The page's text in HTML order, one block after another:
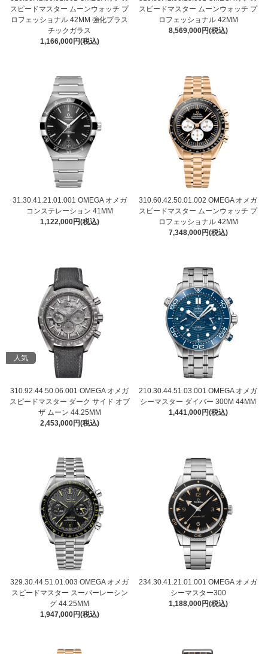
スピードマスター ムーンウォッチ プ
ロフェッショナル 42MM 強化プラス
チックガラス
1,166,000円(税込)
スピードマスター ムーンウォッチ プ
ロフェッショナル 42MM
8,569,000円(税込)
31.30.41.21.01.001 OMEGA オメガ
コンステレーション 41MM
1,122,000円(税込)
310.60.42.50.01.002 OMEGA オメガ
スピードマスター ムーンウォッチ プ
ロフェッショナル 42MM
7,348,000円(税込)
人気
310.92.44.50.06.001 OMEGA オメガ
スピードマスター ダーク サイド オブ
ザ ムーン 44.25MM
2,453,000円(税込)
210.30.44.51.03.001 OMEGA オメガ
シーマスター ダイバー 300M 44MM
1,441,000円(税込)
329.30.44.51.01.003 OMEGA オメガ
スピードマスター スーパーレーシン
グ 44.25MM
1,947,000円(税込)
234.30.41.21.01.001 OMEGA オメガ
シーマスター300
1,188,000円(税込)